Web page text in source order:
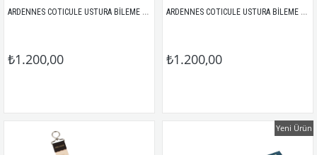
ARDENNES COTICULE USTURA BİLEME TAŞI 8.000 KUM 50x40x22mm
₺1.200,00
ARDENNES COTICULE USTURA BİLEME TAŞI 8.000 KUM 75x30x20mm
₺1.200,00
Yeni Ürün